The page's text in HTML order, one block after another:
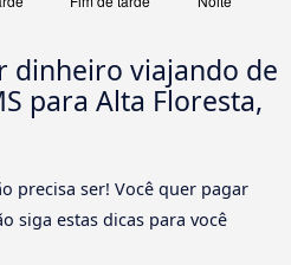
dinheiro viajando de
para Alta Floresta,
precisa ser! Você quer pagar
siga estas dicas para você